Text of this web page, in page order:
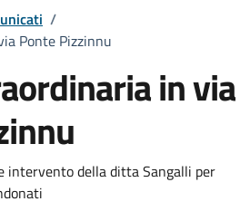
/
Ponte Pizzinnu
in via
notizia
intervento della ditta Sangalli per